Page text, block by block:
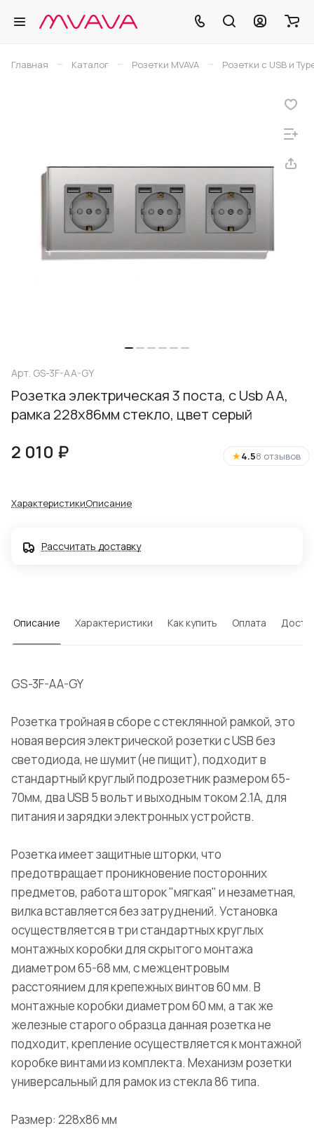
Главная – Каталог – Розетки MVAVA – Розетки с USB и
Арт. GS-3F-AA-GY
Розетка электрическая 3 поста, с Usb АА,
рамка 228х86мм стекло, цвет серый
2 010 ₽ ★4.58 отзывов
ХарактеристикиОписание
Рассчитать доставку
Описание Характеристики Как купить Оплата
GS-3F-AA-GY
Розетка тройная в сборе с стеклянной рамкой, это
новая версия электрической розетки с USB без
светодиода, не шумит(не пищит), подходит в
стандартный круглый подрозетник размером 65-
70мм, два USB 5 вольт и выходным током 2.1А, для
питания и зарядки электронных устройств.
Розетка имеет защитные шторки, что
предотвращает проникновение посторонних
предметов, работа шторок "мягкая" и незаметная,
вилка вставляется без затруднений. Установка
осуществляется в три стандартных круглых
монтажных коробки для скрытого монтажа
диаметром 65-68 мм, с межцентровым
расстоянием для крепежных винтов 60 мм. В
монтажные коробки диаметром 60 мм, а так же
железные старого образца данная розетка не
подходит, крепление осуществляется к монтажной
коробке винтами из комплекта. Механизм розетки
универсальный для рамок из стекла 86 типа.
Размер: 228x86 мм